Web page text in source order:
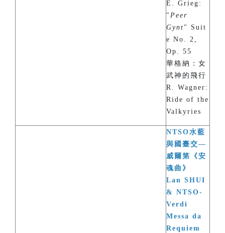
E. Grieg:
" Peer
Gynt " Suit
e No. 2,
Op. 55
華格納：女
武神的飛行
R. Wagner:
Ride of the
Valkyries
NTSO水藍
與國臺交—
威爾第《安
魂曲》
Lan SHUI
& NTSO-
Verdi
Messa da
Requiem